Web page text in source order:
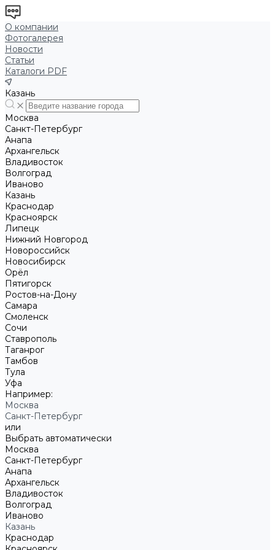
О компании
Фотогалерея
Новости
Статьи
Каталоги PDF
Казань
Москва
Санкт-Петербург
Анапа
Архангельск
Владивосток
Волгоград
Иваново
Казань
Краснодар
Красноярск
Липецк
Нижний Новгород
Новороссийск
Новосибирск
Орёл
Пятигорск
Ростов-на-Дону
Самара
Смоленск
Сочи
Ставрополь
Таганрог
Тамбов
Тула
Уфа
Например:
Москва
Санкт-Петербург
или
Выбрать автоматически
Москва
Санкт-Петербург
Анапа
Архангельск
Владивосток
Волгоград
Иваново
Казань
Краснодар